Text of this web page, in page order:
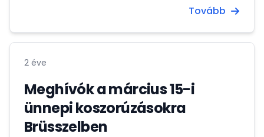
felvonták hazánk nemzeti lobogóját a NATO
is a Szövetség aktív és elkötelezett tagja, és 31
nemzetközi béke és biztonság szavatolása és
erősítése érdekében.
Tovább
2 éve
Meghívók a március 15-i
ünnepi koszorúzásokra
Brüsszelben